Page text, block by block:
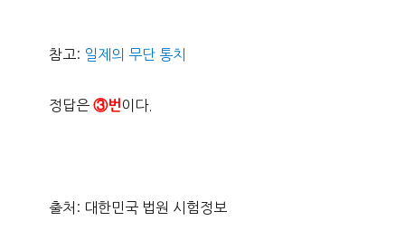
참고: 일제의 무단 통치
정답은 ③번 이다.
출처: 대한민국 법원 시험정보